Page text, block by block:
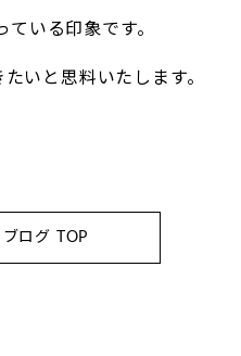
いる印象です。
いと思料いたします。
ログ TOP